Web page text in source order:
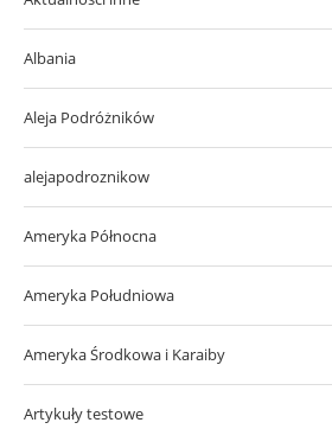
Albania
Aleja Podróżników
alejapodroznikow
Ameryka Północna
Ameryka Południowa
Ameryka Środkowa i Karaiby
Artykuły testowe